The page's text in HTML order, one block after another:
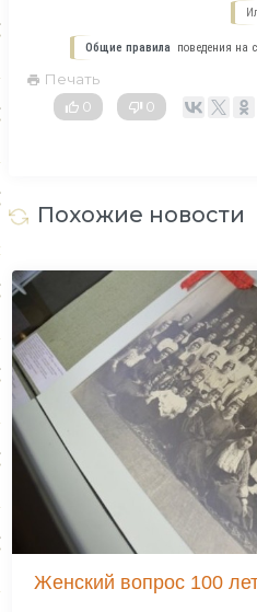
Общие правила поведения на
Печать
0
0
Похожие новости
Женский вопрос 100